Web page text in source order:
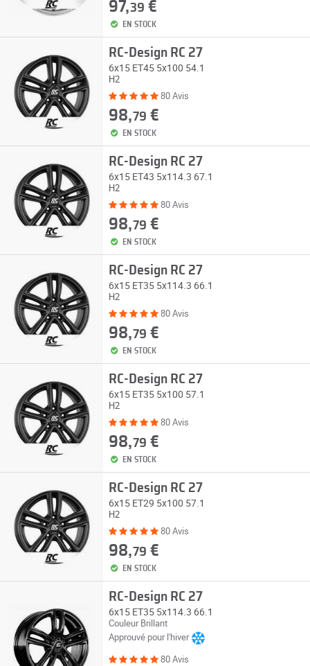
97,39 €
EN STOCK
RC-Design RC 27
6x15 ET45 5x100 54.1
H2
80 Avis
98,79 €
EN STOCK
RC-Design RC 27
6x15 ET43 5x114.3 67.1
H2
80 Avis
98,79 €
EN STOCK
RC-Design RC 27
6x15 ET35 5x114.3 66.1
H2
80 Avis
98,79 €
EN STOCK
RC-Design RC 27
6x15 ET35 5x100 57.1
H2
80 Avis
98,79 €
EN STOCK
RC-Design RC 27
6x15 ET29 5x100 57.1
H2
80 Avis
98,79 €
EN STOCK
RC-Design RC 27
6x15 ET35 5x114.3 66.1
Couleur Brillant
Approuvé pour l'hiver
80 Avis